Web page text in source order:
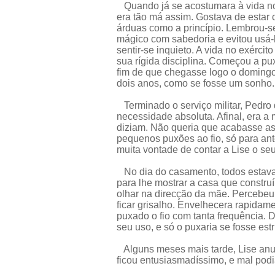
Quando já se acostumara à vida
era tão má assim. Gostava de estar
árduas como a princípio. Lembrou-
mágico com sabedoria e evitou
sentir-se inquieto. A vida no
sua rígida disciplina. Começou a
fim de que chegasse logo o
dois anos, como se fosse um sonho.
Terminado o serviço militar,
necessidade absoluta. Afinal, era a
diziam. Não queria que acabasse
pequenos puxões ao fio, só para
muita vontade de contar a Lise o
No dia do casamento, todos
para lhe mostrar a casa que
olhar na direcção da mãe.
ficar grisalho. Envelhecera
puxado o fio com tanta frequência.
seu uso, e só o puxaria se fosse
Alguns meses mais tarde, Lise
ficou entusiasmadíssimo, e mal